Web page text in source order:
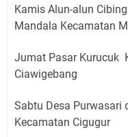
Kamis Alun-alun
Mandala Kecamatan
Jumat Pasar Kurucuk
Ciawigebang
Sabtu Desa Purwasari
Kecamatan Cigugur